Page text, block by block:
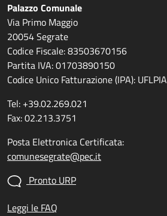
Palazzo Comunale
Via Primo Maggio
20054 Segrate
Codice Fiscale: 83503670156
Partita IVA: 01703890150
Codice Unico Fatturazione (IPA): UFLPIA
Tel: +39.02.269.021
Fax: 02.213.3751
Posta Elettronica Certificata:
comunesegrate@pec.it
Pronto URP
Leggi le FAQ